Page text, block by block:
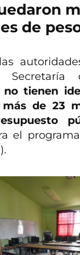
de
Secretaría
no tienen
de 23
el